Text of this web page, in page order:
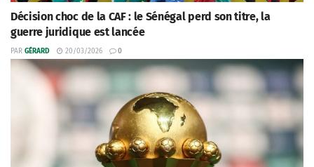
Décision choc de la CAF : le Sénégal perd son titre, la
guerre juridique est lancée
PAR GÉRARD 20/03/2026 0